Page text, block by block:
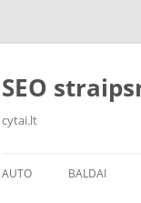
Skip
SEO
cytai.lt
AUTO BALDAI